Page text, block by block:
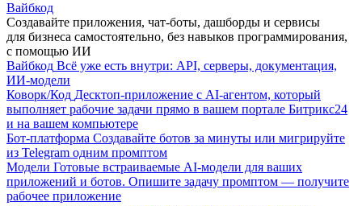
Вайбкод
Создавайте приложения, чат-боты, дашборды и сервисы
для бизнеса самостоятельно, без навыков программирования,
с помощью ИИ
Вайбкод Всё уже есть внутри: API, серверы, документация,
ИИ-модели
Коворк/Код Десктоп-приложение с AI-агентом, который
выполняет рабочие задачи прямо в вашем портале Битрикс24
и на вашем компьютере
Бот-платформа Создавайте ботов за минуты или мигрируйте
из Telegram одним промптом
Модели Готовые встраиваемые AI-модели для ваших
приложений и ботов. Опишите задачу промптом — получите
рабочее приложение